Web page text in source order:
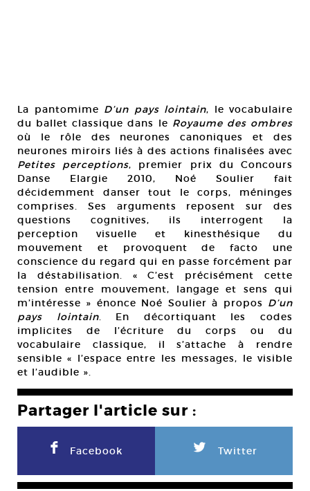
La pantomime D’un pays lointain, le vocabulaire
du ballet classique dans le Royaume des ombres
où le rôle des neurones canoniques et des
neurones miroirs liés à des actions finalisées avec
Petites perceptions, premier prix du Concours
Danse Elargie 2010, Noé Soulier fait
décidemment danser tout le corps, méninges
comprises. Ses arguments reposent sur des
questions cognitives, ils interrogent la
perception visuelle et kinesthésique du
mouvement et provoquent de facto une
conscience du regard qui en passe forcément par
la déstabilisation. « C’est précisément cette
tension entre mouvement, langage et sens qui
m’intéresse » énonce Noé Soulier à propos D’un
pays lointain. En décortiquant les codes
implicites de l’écriture du corps ou du
vocabulaire classique, il s’attache à rendre
sensible « l’espace entre les messages, le visible
et l’audible ».
Partager l'article sur :
F Facebook L Twitter